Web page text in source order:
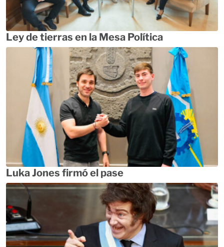
Ley de tierras en la Mesa Política
Luka Jones firmó el pase